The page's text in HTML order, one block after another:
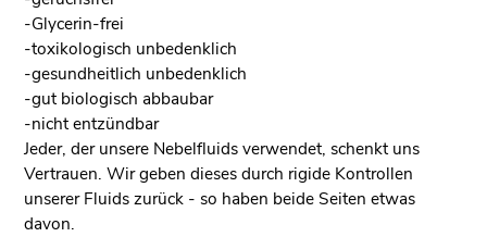
-Glycerin-frei
-toxikologisch unbedenklich
-gesundheitlich unbedenklich
-gut biologisch abbaubar
-nicht entzündbar
Jeder, der unsere Nebelfluids verwendet, schenkt uns
Vertrauen. Wir geben dieses durch rigide Kontrollen
unserer Fluids zurück - so haben beide Seiten etwas
davon.